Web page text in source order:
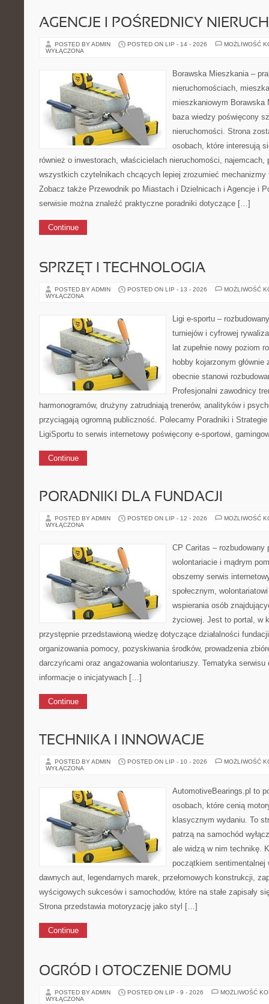
AGENCJE I POŚREDNICY
POSTED BY ADMIN POSTED ON LIP - 14 - 2026
MOŻLIWOŚĆ
WYŁĄCZONA
Borawska Mieszkania –
nieruchomościach,
mieszkaniowym Borawska
baza wiedzy poświęcony
nieruchomości. Strona
osobach, które interesują
również o inwestorach, właścicielach nieruchomości, najemcach,
wszystkich czytelnikach chcących lepiej zrozumieć mechanizmy
Zobacz także Przewodnik po Miastach i Dzielnicach i Agencje i
serwisie można znaleźć praktyczne poradniki dotyczące […]
Continue
SPRZĘT I TECHNOLOGIA
POSTED BY ADMIN POSTED ON LIP - 13 - 2026
MOŻLIWOŚĆ
WYŁĄCZONA
Ligi e-sportu –
turniejów i cyfrowej
lat zupełnie nowy poziom
hobby kojarzonym
obecnie stanowi
Profesjonalni zawodnicy
harmonogramów, drużyny zatrudniają trenerów, analityków i
przyciągają ogromną publiczność. Polecamy Poradniki i
LigiSportu to serwis internetowy poświęcony e-sportowi,
Continue
PORADNIKI DLA FUNDACJI
POSTED BY ADMIN POSTED ON LIP - 12 - 2026
MOŻLIWOŚĆ
WYŁĄCZONA
CP Caritas – rozbudowany
wolontariacie i mądrym
obszerny serwis
społecznym,
wspierania osób
życiowej. Jest to portal, w
przystępnie przedstawioną wiedzę dotyczące działalności
organizowania pomocy, pozyskiwania środków, prowadzenia
darczyńcami oraz angażowania wolontariuszy. Tematyka
informacje o inicjatywach […]
Continue
TECHNIKA I INNOWACJE
POSTED BY ADMIN POSTED ON LIP - 10 - 2026
MOŻLIWOŚĆ
WYŁĄCZONA
AutomotiveBearings.pl to
osobach, które cenią
klasycznym wydaniu. To
patrzą na samochód
ale widzą w nim technikę.
początkiem
dawnych aut, legendarnych marek, przełomowych konstrukcji,
wyścigowych sukcesów i samochodów, które na stałe zapisały
Strona przedstawia motoryzację jako styl […]
Continue
OGRÓD I OTOCZENIE DOMU
POSTED BY ADMIN POSTED ON LIP - 9 - 2026
MOŻLIWOŚĆ
WYŁĄCZONA